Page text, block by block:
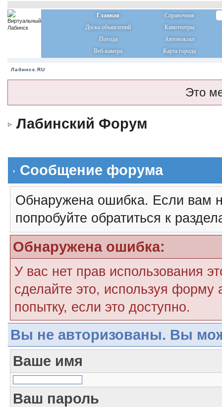
Главная
Справочная
Доска объявлений
Кинотеатры
Погода
Автовокзал
Веб-камера
Карта города
Лабинск.RU
Это
Лабинский Форум
Сообщение форума
Обнаружена ошибка. Если вам
попробуйте обратиться к
Обнаружена ошибка:
У вас нет прав использования
сделайте это, используя форму
попытку, если это доступно.
Вы не авторизованы. Вы
Ваше имя
Ваш пароль